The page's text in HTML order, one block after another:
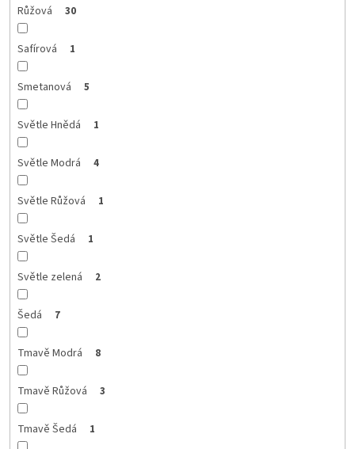
Růžová 30
Safírová 1
Smetanová 5
Světle Hnědá 1
Světle Modrá 4
Světle Růžová 1
Světle Šedá 1
Světle zelená 2
Šedá 7
Tmavě Modrá 8
Tmavě Růžová 3
Tmavě Šedá 1